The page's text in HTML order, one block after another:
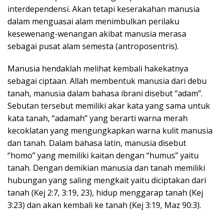
interdependensi. Akan tetapi keserakahan manusia
dalam menguasai alam menimbulkan perilaku
kesewenang-wenangan akibat manusia merasa
sebagai pusat alam semesta (antroposentris).
Manusia hendaklah melihat kembali hakekatnya
sebagai ciptaan. Allah membentuk manusia dari debu
tanah, manusia dalam bahasa ibrani disebut “adam”.
Sebutan tersebut memiliki akar kata yang sama untuk
kata tanah, “adamah” yang berarti warna merah
kecoklatan yang mengungkapkan warna kulit manusia
dan tanah. Dalam bahasa latin, manusia disebut
“homo” yang memiliki kaitan dengan “humus” yaitu
tanah. Dengan demikian manusia dan tanah memiliki
hubungan yang saling mengkait yaitu diciptakan dari
tanah (Kej 2:7, 3:19, 23), hidup menggarap tanah (Kej
3:23) dan akan kembali ke tanah (Kej 3:19, Maz 90:3).